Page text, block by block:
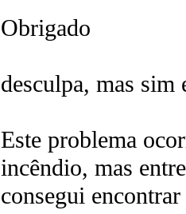
Obrigado
desculpa, mas sim
Este problema
incêndio, mas
consegui